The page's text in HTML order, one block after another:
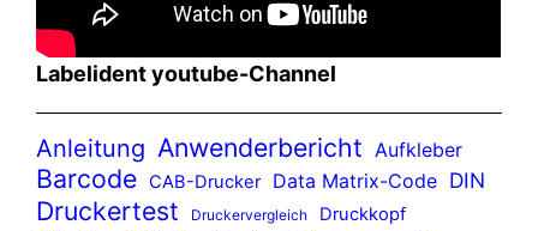
Labelident youtube-Channel
Anleitung Anwenderbericht Aufkleber
Barcode CAB-Drucker Data Matrix-Code DIN
Druckertest Druckervergleich Druckkopf